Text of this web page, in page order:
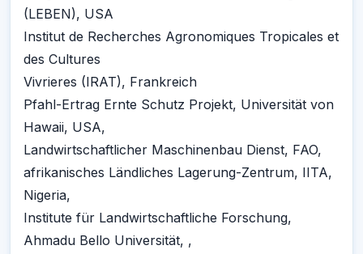
(LEBEN), USA
Institut de Recherches Agronomiques Tropicales et
des Cultures
Vivrieres (IRAT), Frankreich
Pfahl-Ertrag Ernte Schutz Projekt, Universität von
Hawaii, USA,
Landwirtschaftlicher Maschinenbau Dienst, FAO,
afrikanisches Ländliches Lagerung-Zentrum, IITA,
Nigeria,
Institute für Landwirtschaftliche Forschung,
Ahmadu Bello Universität, ,